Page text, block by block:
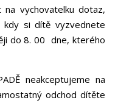
vychovatelku dotaz,
si dítě vyzvednete
do 8. 00 dne, kterého
neakceptujeme na
odchod dítěte